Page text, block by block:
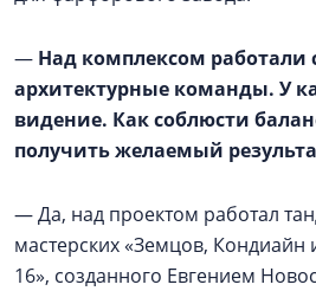
— Над комплексом работали
архитектурные команды. У
видение. Как соблюсти
получить желаемый
— Да, над проектом работал
мастерских «Земцов,
16», созданного Евгением